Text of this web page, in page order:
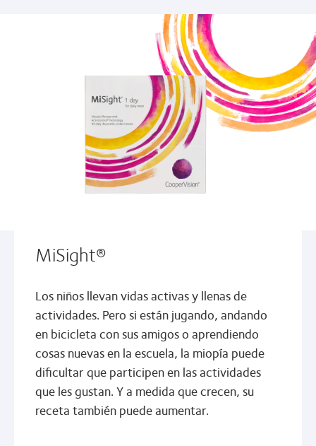
MiSight®
Los niños llevan vidas activas y llenas de
actividades. Pero si están jugando, andando
en bicicleta con sus amigos o aprendiendo
cosas nuevas en la escuela, la miopía puede
dificultar que participen en las actividades
que les gustan. Y a medida que crecen, su
receta también puede aumentar.